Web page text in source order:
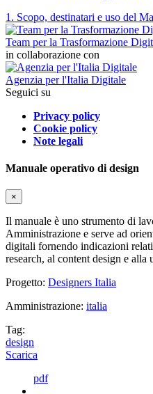
1. Scopo, destinatari e uso del
Team per la Trasformazione
in collaborazione con
Agenzia per l'Italia Digitale
Seguici su
Privacy policy
Cookie policy
Note legali
Manuale operativo di design
×
Il manuale è uno strumento di
Amministrazione e serve ad
digitali fornendo indicazioni
research, al content design e alla
Progetto: Designers Italia
Amministrazione: italia
Tag:
design
Scarica
pdf